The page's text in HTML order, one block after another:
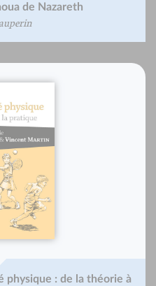
de Nazareth
physique : de la théorie à